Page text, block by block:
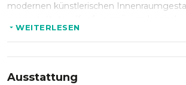
modernen künstlerischen
Raumhöhe von mehr als 5m, Stuckdecken
die durch Gestaltungselemente und
Künstlers Friedrich Biedermann perfekt
einzigartigen Gesamtkunstwerk
WEITERLESEN
Ausstattung